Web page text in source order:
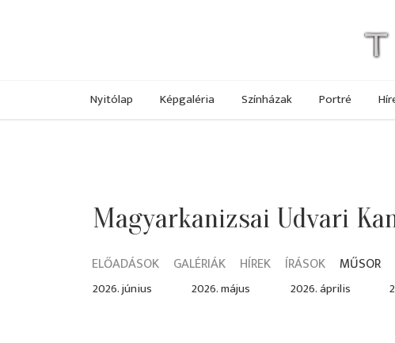
Nyitólap Képgaléria Színházak Portré
Magyarkanizsai Udvari
ELŐADÁSOK GALÉRIÁK HÍREK ÍRÁSOK MŰSOR
2026. június 2026. május 2026. április